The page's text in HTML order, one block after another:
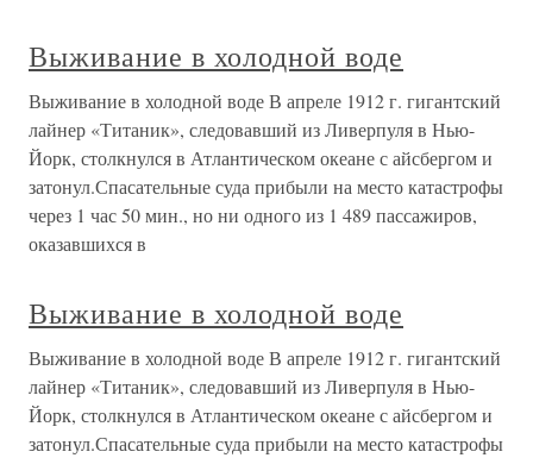
Выживание в холодной воде
Выживание в холодной воде В апреле 1912 г. гигантский
лайнер «Титаник», следовавший из Ливерпуля в Нью-
Йорк, столкнулся в Атлантическом океане с айсбергом и
затонул.Спасательные суда прибыли на место катастрофы
через 1 час 50 мин., но ни одного из 1 489 пассажиров,
оказавшихся в
Выживание в холодной воде
Выживание в холодной воде В апреле 1912 г. гигантский
лайнер «Титаник», следовавший из Ливерпуля в Нью-
Йорк, столкнулся в Атлантическом океане с айсбергом и
затонул.Спасательные суда прибыли на место катастрофы